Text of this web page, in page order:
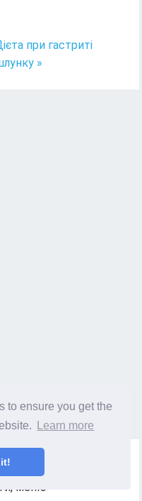
to ensure you get the
Learn more
при гастриті
»
меню